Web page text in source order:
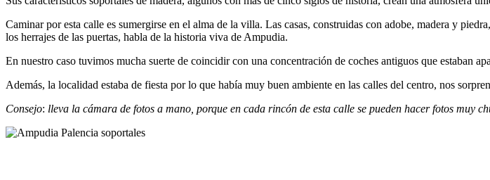
Caminar por esta calle es sumergirse en el alma de la villa. Las casas, construidas con adobe, madera y
los herrajes de las puertas, habla de la historia viva de Ampudia.
En nuestro caso tuvimos mucha suerte de coincidir con una concentración de coches antiguos que estaban
Además, la localidad estaba de fiesta por lo que había muy buen ambiente en las calles del centro, nos
Consejo: lleva la cámara de fotos a mano, porque en cada rincón de esta calle se pueden hacer fotos muy